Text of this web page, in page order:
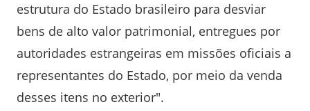
estrutura do Estado brasileiro para desviar
bens de alto valor patrimonial, entregues por
autoridades estrangeiras em missões oficiais a
representantes do Estado, por meio da venda
desses itens no exterior".